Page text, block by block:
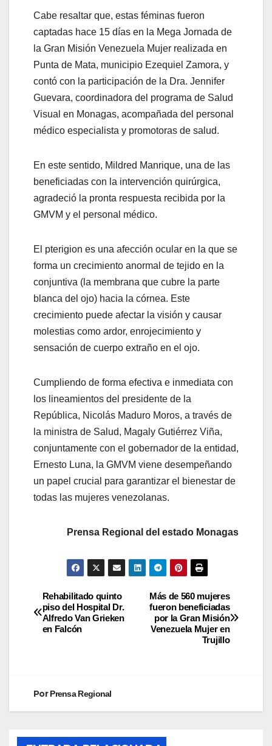
Cabe resaltar que, estas féminas fueron
captadas hace 15 días en la Mega Jornada de
la Gran Misión Venezuela Mujer realizada en
Punta de Mata, municipio Ezequiel Zamora, y
contó con la participación de la Dra. Jennifer
Guevara, coordinadora del programa de Salud
Visual en Monagas, acompañada del personal
médico especialista y promotoras de salud.
En este sentido, Mildred Manrique, una de las
beneficiadas con la intervención quirúrgica,
agradeció la pronta respuesta recibida por la
GMVM y el personal médico.
El pterigion es una afección ocular en la que se
forma un crecimiento anormal de tejido en la
conjuntiva (la membrana que cubre la parte
blanca del ojo) hacia la córnea. Este
crecimiento puede afectar la visión y causar
molestias como ardor, enrojecimiento y
sensación de cuerpo extraño en el ojo.
Cumpliendo de forma efectiva e inmediata con
los lineamientos del presidente de la
República, Nicolás Maduro Moros, a través de
la ministra de Salud, Magaly Gutiérrez Viña,
conjuntamente con el gobernador de la entidad,
Ernesto Luna, la GMVM viene desempeñando
un papel crucial para garantizar el bienestar de
todas las mujeres venezolanas.
Prensa Regional del estado Monagas
Más de 560 mujeres
fueron beneficiadas
por la Gran Misión
Venezuela Mujer en
Trujillo
Rehabilitado quinto
piso del Hospital Dr.
Alfredo Van Grieken
en Falcón
PorPrensa Regional